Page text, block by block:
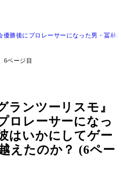
優勝後にプロレーサーになった男・冨
6ページ目
ランツーリスモ』
ロレーサーになっ
はいかにしてゲー
えたのか？ (6ペー